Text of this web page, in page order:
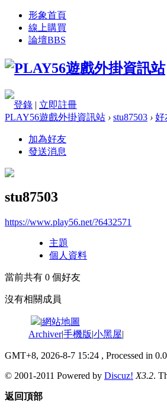
形象首頁
線上購買
論壇BBS
登錄 | 立即註冊
PLAY56遊戲外掛資訊站 › stu87503 › 好
加為好友
發送消息
stu87503
https://www.play56.net/?6432571
主題
個人資料
當前共有 0 個好友
沒有相關成員
|網站地圖
Archiver|手機版|小黑屋|
GMT+8, 2026-8-7 15:24 , Processed in
© 2001-2011 Powered by Discuz! X3.2.
返回頂部